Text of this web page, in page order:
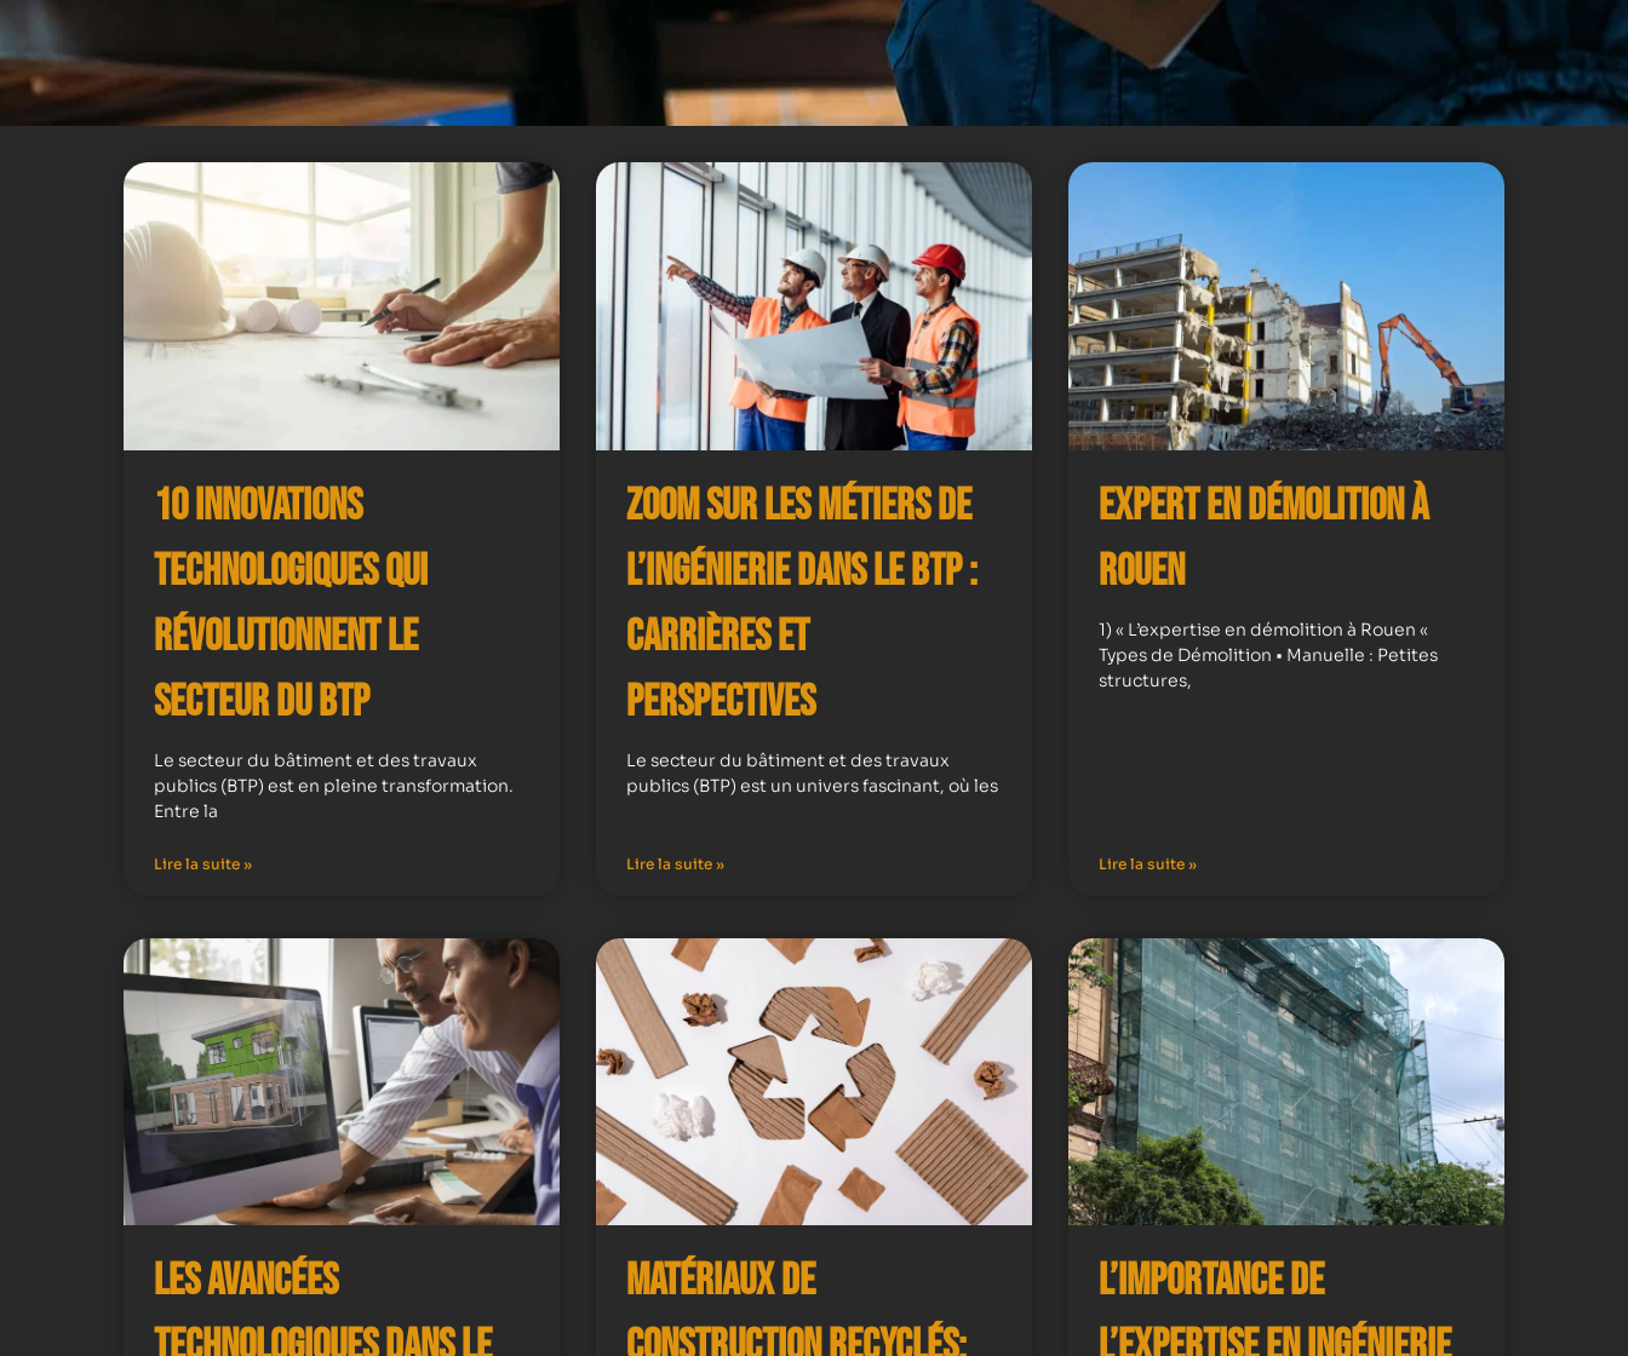
10 Innovations
Technologiques qui
Révolutionnent le
Secteur du BTP
Le secteur du bâtiment et des travaux
publics (BTP) est en pleine transformation.
Entre la
Lire la suite »
Zoom sur les Métiers de
l’Ingénierie dans le BTP :
Carrières et
Perspectives
Le secteur du bâtiment et des travaux
publics (BTP) est un univers fascinant, où les
Lire la suite »
Expert en démolition à
Rouen
1) « L’expertise en démolition à Rouen «
Types de Démolition • Manuelle : Petites
structures,
Lire la suite »
Les avancées
Matériaux de
L’importance de